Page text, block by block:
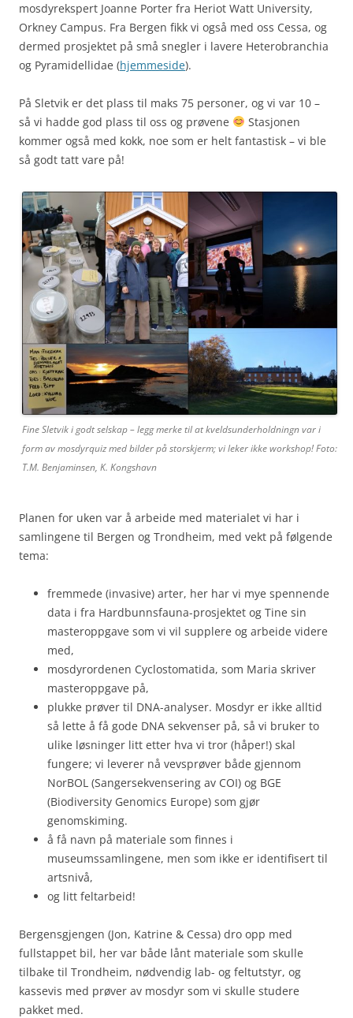
mosdyrekspert Joanne Porter fra Heriot Watt University,
Orkney Campus. Fra Bergen fikk vi også med oss Cessa, og
dermed prosjektet på små snegler i lavere Heterobranchia
og Pyramidellidae (hjemmeside).
På Sletvik er det plass til maks 75 personer, og vi var 10 –
så vi hadde god plass til oss og prøvene
Stasjonen
kommer også med kokk, noe som er helt fantastisk – vi ble
så godt tatt vare på!
Fine Sletvik i godt selskap – legg merke til at kveldsunderholdningn var i
form av mosdyrquiz med bilder på storskjerm; vi leker ikke workshop! Foto:
T.M. Benjaminsen, K. Kongshavn
Planen for uken var å arbeide med materialet vi har i
samlingene til Bergen og Trondheim, med vekt på følgende
tema:
fremmede (invasive) arter, her har vi mye spennende
data i fra Hardbunnsfauna-prosjektet og Tine sin
masteroppgave som vi vil supplere og arbeide videre
med,
mosdyrordenen Cyclostomatida, som Maria skriver
masteroppgave på,
plukke prøver til DNA-analyser. Mosdyr er ikke alltid
så lette å få gode DNA sekvenser på, så vi bruker to
ulike løsninger litt etter hva vi tror (håper!) skal
fungere; vi leverer nå vevsprøver både gjennom
NorBOL (Sangersekvensering av COI) og BGE
(Biodiversity Genomics Europe) som gjør
genomskiming.
å få navn på materiale som finnes i
museumssamlingene, men som ikke er identifisert til
artsnivå,
og litt feltarbeid!
Bergensgjengen (Jon, Katrine & Cessa) dro opp med
fullstappet bil, her var både lånt materiale som skulle
tilbake til Trondheim, nødvendig lab- og feltutstyr, og
kassevis med prøver av mosdyr som vi skulle studere
pakket med.